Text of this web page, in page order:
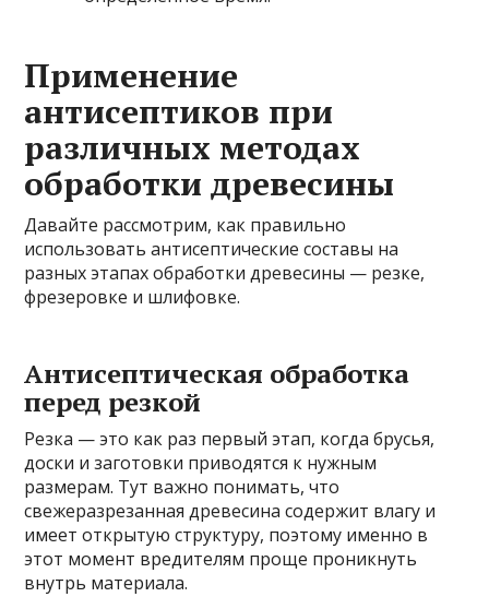
Применение
антисептиков при
различных методах
обработки древесины
Давайте рассмотрим, как правильно
использовать антисептические составы на
разных этапах обработки древесины — резке,
фрезеровке и шлифовке.
Антисептическая обработка
перед резкой
Резка — это как раз первый этап, когда брусья,
доски и заготовки приводятся к нужным
размерам. Тут важно понимать, что
свежеразрезанная древесина содержит влагу и
имеет открытую структуру, поэтому именно в
этот момент вредителям проще проникнуть
внутрь материала.